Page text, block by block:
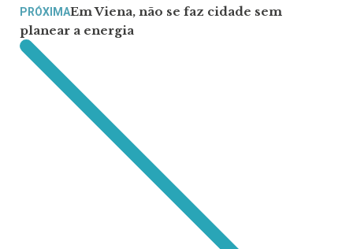
PRÓXIMAEm Viena, não se faz cidade sem
planear a energia